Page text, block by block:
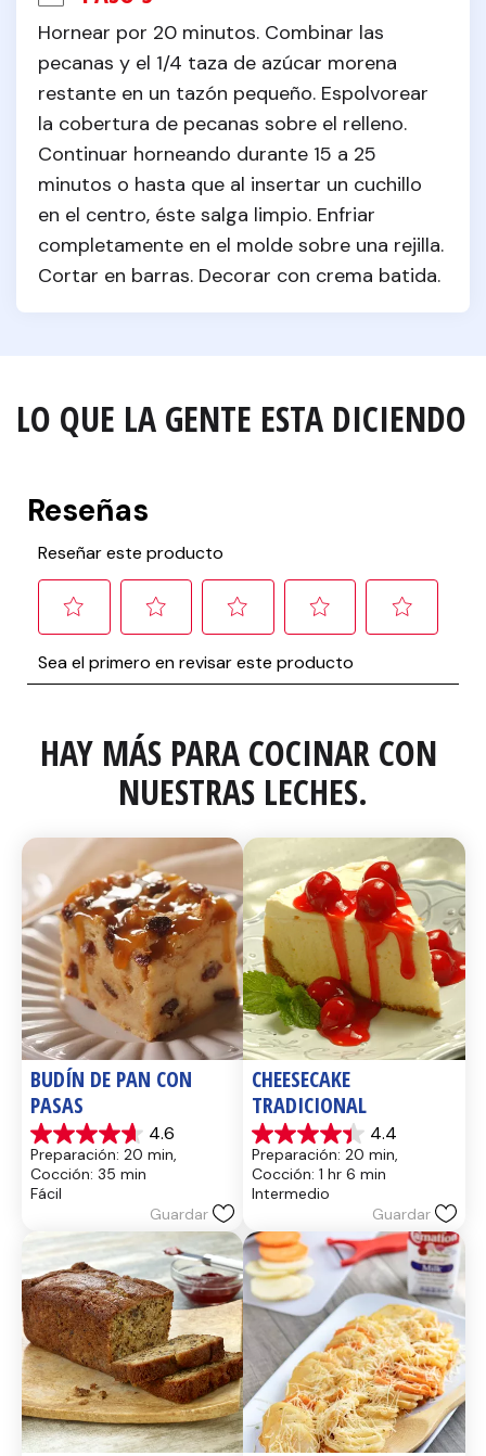
Hornear por 20 minutos. Combinar las
pecanas y el 1/4 taza de azúcar morena
restante en un tazón pequeño. Espolvorear
la cobertura de pecanas sobre el relleno.
Continuar horneando durante 15 a 25
minutos o hasta que al insertar un cuchillo
en el centro, éste salga limpio. Enfriar
completamente en el molde sobre una rejilla.
Cortar en barras. Decorar con crema batida.
LO QUE LA GENTE ESTA DICIENDO
HAY MÁS PARA COCINAR CON
NUESTRAS LECHES.
BUDÍN DE PAN CON
PASAS
4.6
4.6
de
5
estrellas.
reseñas
Preparación: 20 min,
Cocción: 35 min
Fácil
Guardar
CHEESECAKE
TRADICIONAL
4.4
4.4
de
5
estrellas.
reseñas
Preparación: 20 min,
Cocción: 1 hr 6 min
Intermedio
Guardar